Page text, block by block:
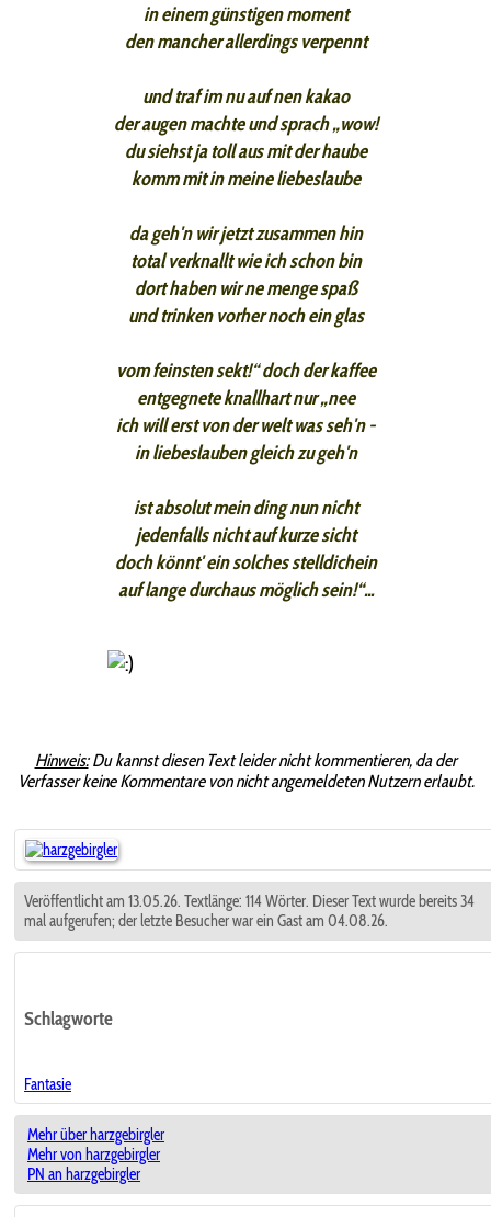
in einem günstigen moment
den mancher allerdings verpennt
und traf im nu auf nen kakao
der augen machte und sprach „wow!
du siehst ja toll aus mit der haube
komm mit in meine liebeslaube
da geh'n wir jetzt zusammen hin
total verknallt wie ich schon bin
dort haben wir ne menge spaß
und trinken vorher noch ein glas
vom feinsten sekt!“ doch der kaffee
entgegnete knallhart nur „nee
ich will erst von der welt was seh'n -
in liebeslauben gleich zu geh'n
ist absolut mein ding nun nicht
jedenfalls nicht auf kurze sicht
doch könnt' ein solches stelldichein
auf lange durchaus möglich sein!“...
Hinweis:Du kannst diesen Text leider nicht kommentieren, da der
Verfasser keine Kommentare von nicht angemeldeten Nutzern erlaubt.
Veröffentlicht am 13.05.26. Textlänge: 114 Wörter. Dieser Text wurde bereits 34
mal aufgerufen; der letzte Besucher war ein Gast am 04.08.26.
Schlagworte
Fantasie
Mehr über harzgebirgler
Mehr von harzgebirgler
PN an harzgebirgler